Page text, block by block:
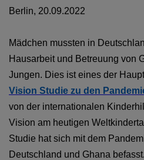
Berlin, 20.09.2022
Mädchen mussten in
Hausarbeit und Betreuung von
Jungen. Dies ist eines der
Vision Studie zu den
von der internationalen
Vision am heutigen
Studie hat sich mit dem
Deutschland und Ghana befasst.